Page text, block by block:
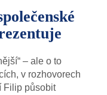
– ale o to
v rozhovorech
Filip působit